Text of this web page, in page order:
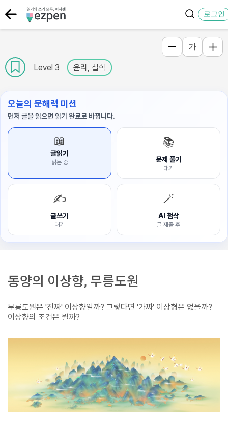
로그인
Level 3 윤리, 철학
가
오늘의 문해력 미션
먼저 글을 읽으면 읽기 완료로 바뀝니다.
📖
글읽기
읽는 중
📚
문제 풀기
대기
✍️
글쓰기
대기
🪄
AI 첨삭
글 제출 후
동양의 이상향, 무릉도원
무릉도원은 '진짜' 이상향일까? 그렇다면 '가짜' 이상형은 없을까?
이상향의 조건은 뭘까?